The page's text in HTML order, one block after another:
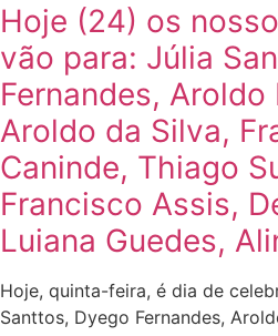
Hoje (24) os
vão para: Júlia
Fernandes, Aroldo
Aroldo da Silva,
Caninde, Thiago
Francisco Assis,
Luiana Guedes,
Hoje, quinta-feira, é dia de
Santtos, Dyego Fernandes,